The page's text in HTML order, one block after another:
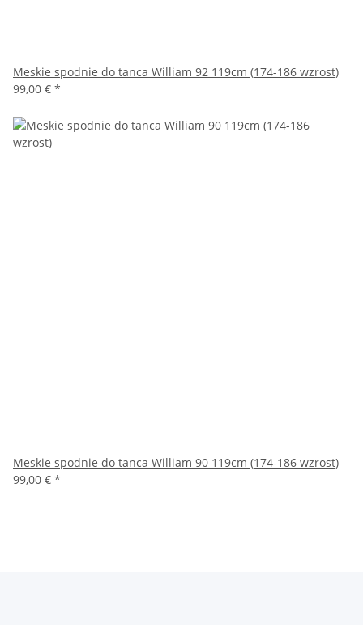
Meskie spodnie do tanca William 92 119cm (174-186 wzrost)
99,00 € *
Meskie spodnie do tanca William 90 119cm (174-186 wzrost)
99,00 € *